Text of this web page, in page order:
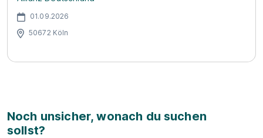
01.09.2026
50672 Köln
Noch unsicher, wonach du suchen
sollst?